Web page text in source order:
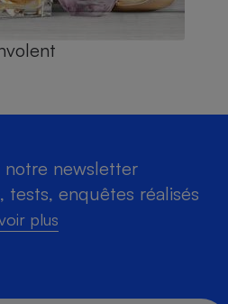
notre newsletter
tests, enquêtes réalisés
plus